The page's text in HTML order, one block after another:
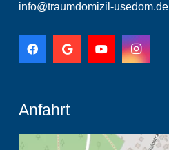
info@traumdomizil-usedom.de
Anfahrt